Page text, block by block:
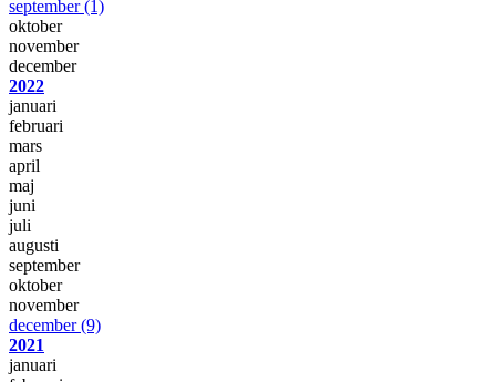
september(1)
oktober
november
december
2022
januari
februari
mars
april
maj
juni
juli
augusti
september
oktober
november
december(9)
2021
januari